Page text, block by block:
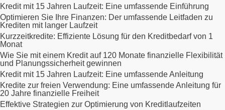
Kredit mit 15 Jahren Laufzeit: Eine umfassende Einführung
Optimieren Sie Ihre Finanzen: Der umfassende Leitfaden zu
Krediten mit langer Laufzeit
Kurzzeitkredite: Effiziente Lösung für den Kreditbedarf von 1
Monat
Wie Sie mit einem Kredit auf 120 Monate finanzielle Flexibilität
und Planungssicherheit gewinnen
Kredit mit 15 Jahren Laufzeit: Eine umfassende Anleitung
Kredite zur freien Verwendung: Eine umfassende Anleitung für
20 Jahre finanzielle Freiheit
Effektive Strategien zur Optimierung von Kreditlaufzeiten